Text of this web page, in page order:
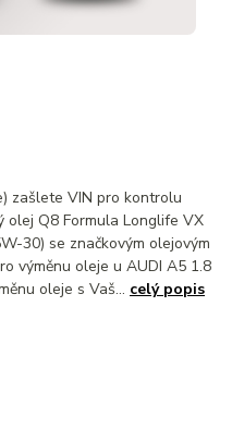
zašlete VIN pro kontrolu
Q8 Formula Longlife VX
30) se značkovým olejovým
výměnu oleje u AUDI A5 1.8
oleje s Vaš... celý popis